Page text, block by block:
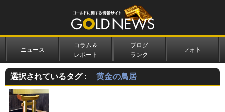
ニュース
コラム＆
レポート
ブログ
ランク
フォト
選択されているタグ : 黄金の鳥居